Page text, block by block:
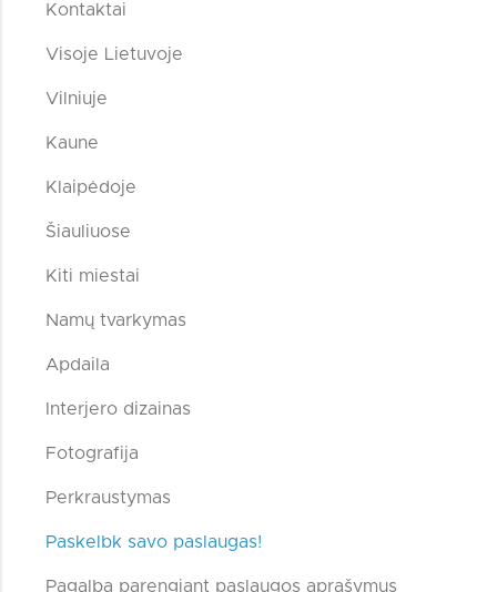
Kontaktai
Visoje Lietuvoje
Vilniuje
Kaune
Klaipėdoje
Šiauliuose
Kiti miestai
Namų tvarkymas
Apdaila
Interjero dizainas
Fotografija
Perkraustymas
Paskelbk savo paslaugas!
Pagalba parengiant paslaugos aprašymus